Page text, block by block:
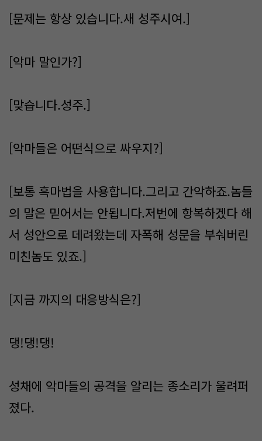
[문제는 항상 있습니다.새 성주시여.]
[악마 말인가?]
[맞습니다.성주.]
[악마들은 어떤식으로 싸우지?]
[보통 흑마법을 사용합니다.그리고 간악하죠.놈들
의 말은 믿어서는 안됩니다.저번에 항복하겠다 해
서 성안으로 데려왔는데 자폭해 성문을 부숴버린
미친놈도 있죠.]
[지금 까지의 대응방식은?]
댕!댕!댕!
성채에 악마들의 공격을 알리는 종소리가 울려퍼
졌다.